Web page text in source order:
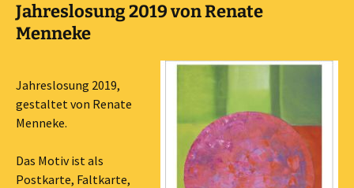
Jahreslosung 2019 von Renate
Menneke
Jahreslosung 2019,
gestaltet von Renate
Menneke.
Das Motiv ist als
Postkarte, Faltkarte,